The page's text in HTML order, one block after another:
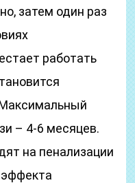
затем один раз
работать
– 4-6 месяцев.
на пенализации